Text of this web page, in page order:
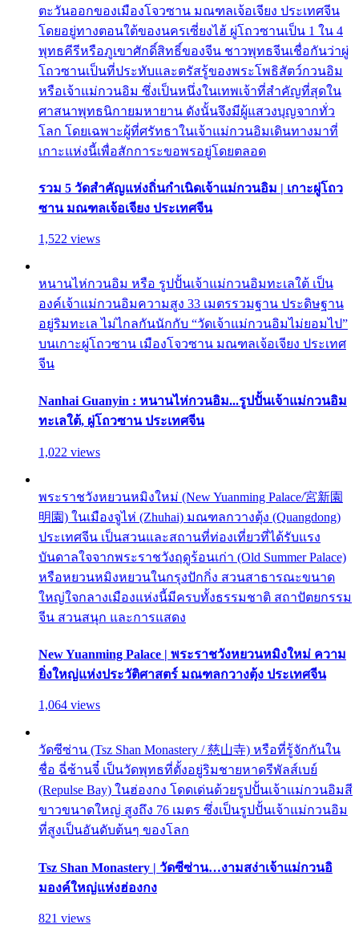
ตะวันออกของเมืองโจวซาน มณฑลเจ้อเจียง ประเทศจีน
โดยอยู่ทางตอนใต้ของนครเซี่ยงไฮ้ ผู่โถวซานเป็น 1 ใน 4
พุทธคีรีหรือภูเขาศักดิ์สิทธิ์ของจีน ชาวพุทธจีนเชื่อกันว่าผู่
โถวซานเป็นที่ประทับและตรัสรู้ของพระโพธิสัตว์กวนอิม
หรือเจ้าแม่กวนอิม ซึ่งเป็นหนึ่งในเทพเจ้าที่สำคัญที่สุดใน
ศาสนาพุทธนิกายมหายาน ดังนั้นจึงมีผู้แสวงบุญจากทั่ว
โลก โดยเฉพาะผู้ที่ศรัทธาในเจ้าแม่กวนอิมเดินทางมาที่
เกาะแห่งนี้เพื่อสักการะขอพรอยู่โดยตลอด
รวม 5 วัดสำคัญแห่งถิ่นกำเนิดเจ้าแม่กวนอิม | เกาะผู่โถว
ซาน มณฑลเจ้อเจียง ประเทศจีน
1,522 views
หนานไห่กวนอิม หรือ รูปปั้นเจ้าแม่กวนอิมทะเลใต้ เป็น
องค์เจ้าแม่กวนอิมความสูง 33 เมตรรวมฐาน ประดิษฐาน
อยู่ริมทะเล ไม่ไกลกันนักกับ “วัดเจ้าแม่กวนอิมไม่ยอมไป”
บนเกาะผู่โถวซาน เมืองโจวซาน มณฑลเจ้อเจียง ประเทศ
จีน
Nanhai Guanyin : หนานไห่กวนอิม...รูปปั้นเจ้าแม่กวนอิม
ทะเลใต้, ผู่โถวซาน ประเทศจีน
1,022 views
พระราชวังหยวนหมิงใหม่ (New Yuanming Palace/宮新園
明園) ในเมืองจูไห่ (Zhuhai) มณฑลกวางตุ้ง (Quangdong)
ประเทศจีน เป็นสวนและสถานที่ท่องเที่ยวที่ได้รับแรง
บันดาลใจจากพระราชวังฤดูร้อนเก่า (Old Summer Palace)
หรือหยวนหมิงหยวนในกรุงปักกิ่ง สวนสาธารณะขนาด
ใหญ่ใจกลางเมืองแห่งนี้มีครบทั้งธรรมชาติ สถาปัตยกรรม
จีน สวนสนุก และการแสดง
New Yuanming Palace | พระราชวังหยวนหมิงใหม่ ความ
ยิ่งใหญ่แห่งประวัติศาสตร์ มณฑลกวางตุ้ง ประเทศจีน
1,064 views
วัดซีซ่าน (Tsz Shan Monastery / 慈山寺) หรือที่รู้จักกันใน
ชื่อ ฉี่ซ้านจี๋ เป็นวัดพุทธที่ตั้งอยู่ริมชายหาดรีพัลส์เบย์
(Repulse Bay) ในฮ่องกง โดดเด่นด้วยรูปปั้นเจ้าแม่กวนอิมสี
ขาวขนาดใหญ่ สูงถึง 76 เมตร ซึ่งเป็นรูปปั้นเจ้าแม่กวนอิม
ที่สูงเป็นอันดับต้นๆ ของโลก
Tsz Shan Monastery | วัดซีซ่าน…งามสง่าเจ้าแม่กวนอิ
มองค์ใหญ่แห่งฮ่องกง
821 views